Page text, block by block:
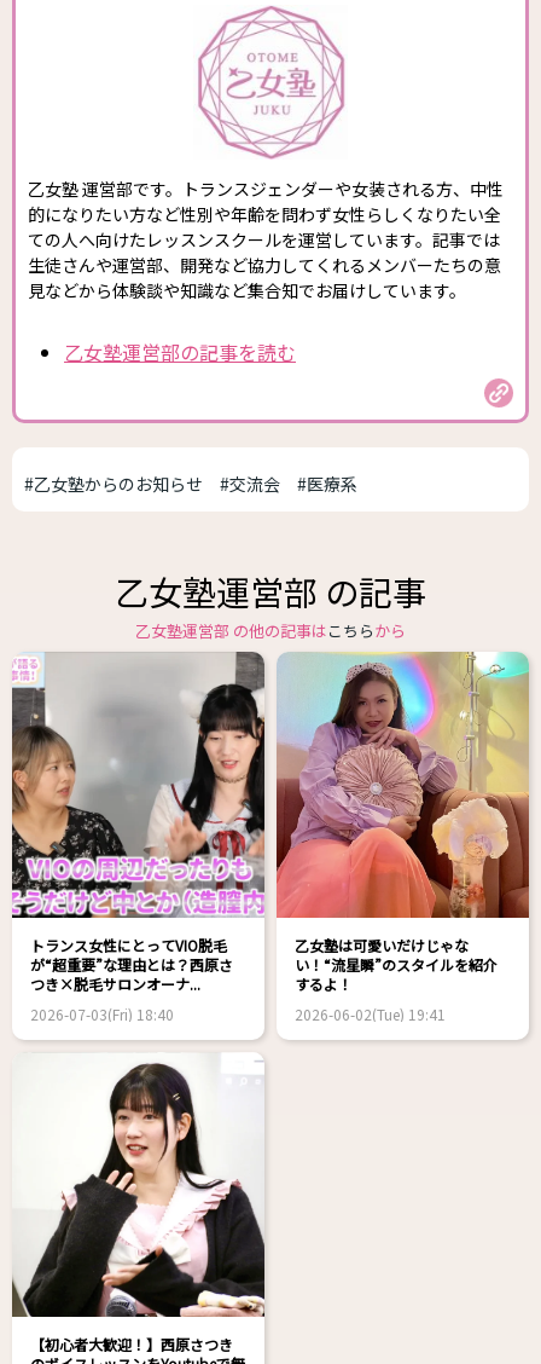
乙女塾 運営部です。トランスジェンダーや女装される方、中性
的になりたい方など性別や年齢を問わず女性らしくなりたい全
ての人へ向けたレッスンスクールを運営しています。記事では
生徒さんや運営部、開発など協力してくれるメンバーたちの意
見などから体験談や知識など集合知でお届けしています。
乙女塾運営部の記事を読む
#乙女塾からのお知らせ #交流会 #医療系
乙女塾運営部 の記事
乙女塾運営部 の他の記事はこちらから
トランス女性にとってVIO脱毛
が“超重要”な理由とは？西原さ
つき×脱毛サロンオーナ...
2026-07-03(Fri) 18:40
乙女塾は可愛いだけじゃな
い！“流星瞬”のスタイルを紹介
するよ！
2026-06-02(Tue) 19:41
【初心者大歓迎！】西原さつき